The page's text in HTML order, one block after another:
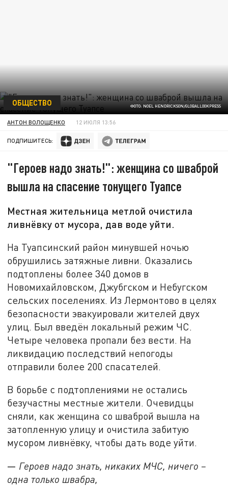
ФОТО: NOEL HENDRICKSON/GLOBALLOOKPRESS
ОБЩЕСТВО
АНТОН ВОЛОЩЕНКО 12 ИЮЛЯ 13:56
ПОДПИШИТЕСЬ:
"Героев надо знать!": женщина со шваброй
вышла на спасение тонущего Туапсе
Местная жительница метлой очистила
ливнёвку от мусора, дав воде уйти.
На Туапсинский район минувшей ночью
обрушились затяжные ливни. Оказались
подтоплены более 340 домов в
Новомихайловском, Джубгском и Небугском
сельских поселениях. Из Лермонтово в целях
безопасности эвакуировали жителей двух
улиц. Был введён локальный режим ЧС.
Четыре человека пропали без вести. На
ликвидацию последствий непогоды
отправили более 200 спасателей.
В борьбе с подтоплениями не остались
безучастны местные жители. Очевидцы
сняли, как женщина со шваброй вышла на
затопленную улицу и очистила забитую
мусором ливнёвку, чтобы дать воде уйти.
— Героев надо знать, никаких МЧС, ничего –
одна только швабра,